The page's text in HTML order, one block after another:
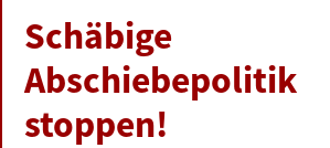
Schäbige
Abschiebepolitik
stoppen!